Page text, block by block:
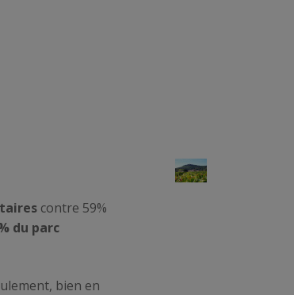
contre 59%
du parc
bien en